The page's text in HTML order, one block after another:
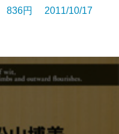
836円 2011/10/17